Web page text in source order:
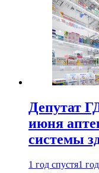
Депутат
июня
системы
1 год спустя1